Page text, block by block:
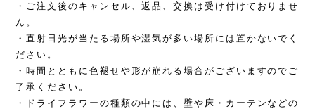
・ご注文後のキャンセル、返品、交換は受け付けておりませ
ん。
・直射日光が当たる場所や湿気が多い場所には置かないでく
ださい。
・時間とともに色褪せや形が崩れる場合がございますのでご
了承ください。
・ドライフラワーの種類の中には、壁や床・カーテンなどの